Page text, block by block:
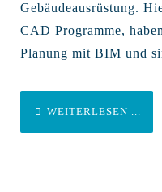
Gebäudeausrüstung.
CAD Programme,
Planung mit BIM und
WEITERLESEN ...